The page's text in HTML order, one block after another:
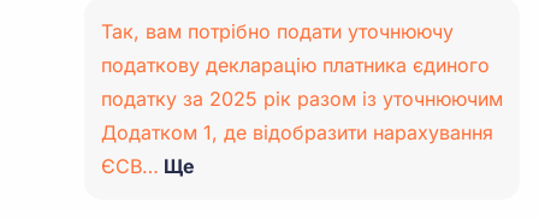
Так, вам потрібно подати уточнюючу
податкову декларацію платника єдиного
податку за 2025 рік разом із уточнюючим
Додатком 1, де відобразити нарахування
ЄСВ… Ще